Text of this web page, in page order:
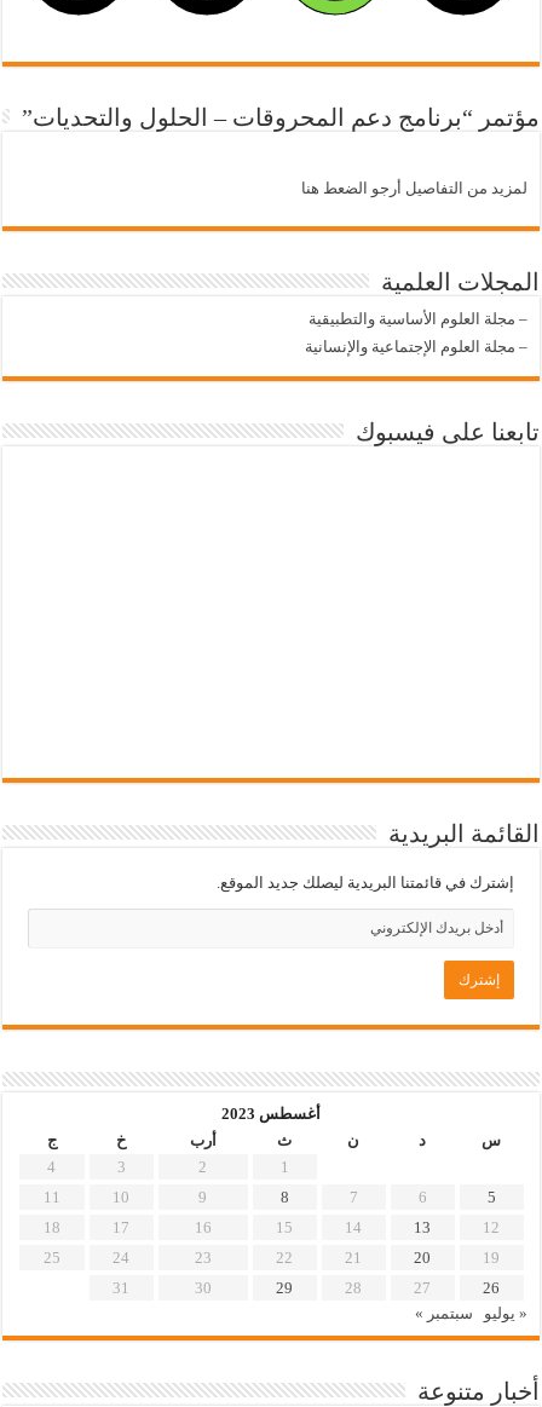
مؤتمر “برنامج دعم المحروقات – الحلول والتحديات”
لمزيد من التفاصيل أرجو الضعط هنا
المجلات العلمية
– مجلة العلوم الأساسية والتطبيقية
– مجلة العلوم الإجتماعية والإنسانية
تابعنا على فيسبوك
القائمة البريدية
إشترك في قائمتنا البريدية ليصلك جديد الموقع.
أغسطس 2023
س
د ن ث أرب خ
ج
1
2
3
4
5
6
7
8
9
10
11
12
13
14
15
16
17
18
19
20
21
22
23
24
25
26
27
28
29
30
31
« يوليو
سبتمبر »
أخبار متنوعة